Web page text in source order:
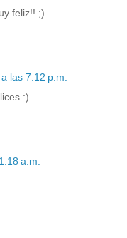
feliz!! ;)
las 7:12 p.m.
:)
a.m.